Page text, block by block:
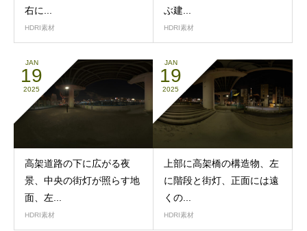
右に...
HDRI素材
ぶ建...
HDRI素材
JAN
19
2025
高架道路の下に広がる夜
景、中央の街灯が照らす地
面、左...
HDRI素材
JAN
19
2025
上部に高架橋の構造物、左
に階段と街灯、正面には遠
くの...
HDRI素材